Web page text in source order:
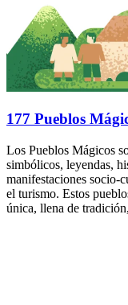
177 Pueblos
Los Pueblos Mágicos
simbólicos, leyendas,
manifestaciones socio-
el turismo. Estos
única, llena de